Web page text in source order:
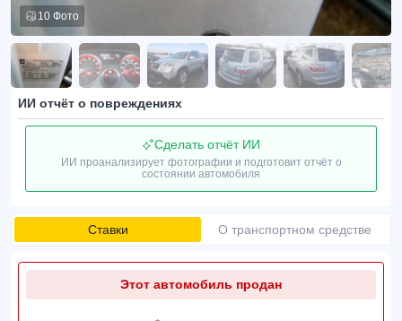
10 Фото
ИИ отчёт о повреждениях
Сделать отчёт ИИ
ИИ проанализирует фотографии и подготовит отчёт о
состоянии автомобиля
Ставки О транспортном средстве
Этот автомобиль продан